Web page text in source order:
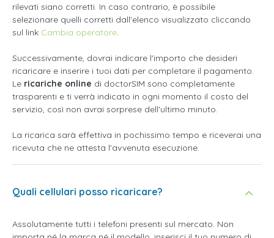
rilevati siano corretti. In caso contrario, è possibile
selezionare quelli corretti dall'elenco visualizzato cliccando
sul link Cambia operatore.
Successivamente, dovrai indicare l'importo che desideri
ricaricare e inserire i tuoi dati per completare il pagamento.
Le ricariche online di doctorSIM sono completamente
trasparenti e ti verrà indicato in ogni momento il costo del
servizio, così non avrai sorprese dell'ultimo minuto.
La ricarica sarà effettiva in pochissimo tempo e riceverai una
ricevuta che ne attesta l'avvenuta esecuzione.
Quali cellulari posso ricaricare?
Assolutamente tutti i telefoni presenti sul mercato. Non